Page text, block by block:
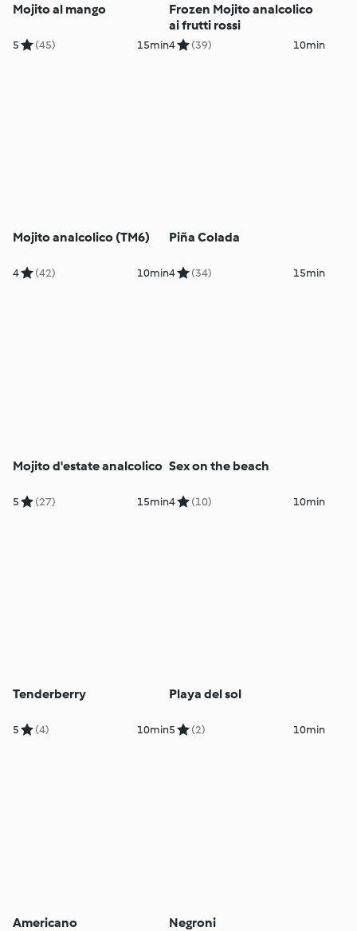
Mojito al mango
5 (45) 15min
Frozen Mojito analcolico
ai frutti rossi
4 (39) 10min
Mojito analcolico (TM6)
4 (42) 10min
Piña Colada
4 (34) 15min
Mojito d'estate analcolico
5 (27) 15min
Sex on the beach
4 (10) 10min
Tenderberry
5 (4) 10min
Playa del sol
5 (2) 10min
Americano Negroni